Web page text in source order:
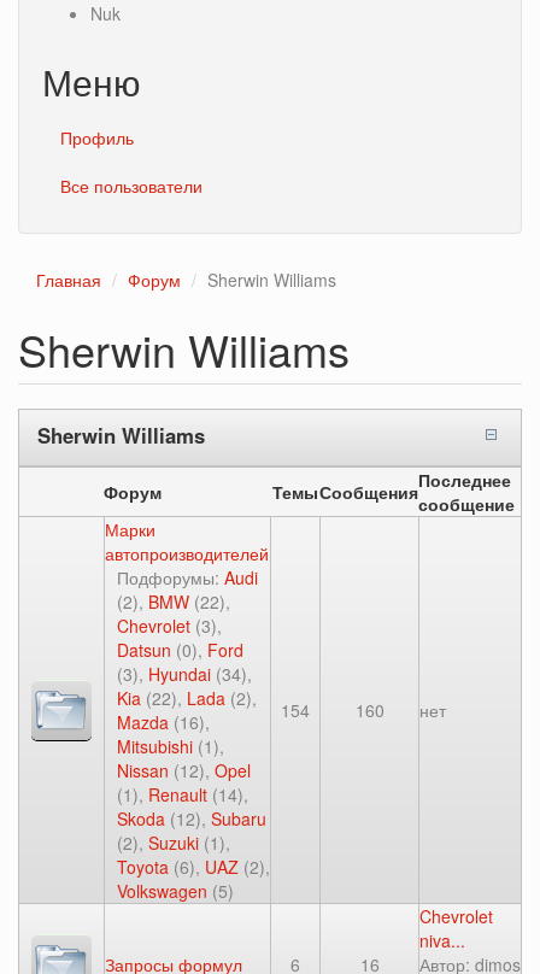
Nuk
Меню
Профиль
Все пользователи
Главная Форум Sherwin Williams
Sherwin Williams
Sherwin Williams
Форум ТемыСообщенияПоследнее
сообщение
Марки
автопроизводителей
Подфорумы: Audi
(2), BMW (22),
Chevrolet (3),
Datsun (0), Ford
(3), Hyundai (34),
Kia (22), Lada (2),
Mazda (16),
Mitsubishi (1),
Nissan (12), Opel
(1), Renault (14),
Skoda (12), Subaru
(2), Suzuki (1),
Toyota (6), UAZ (2),
Volkswagen (5)
154 160 нет
Запросы формул 6 16
Chevrolet
niva...
Автор: dimos